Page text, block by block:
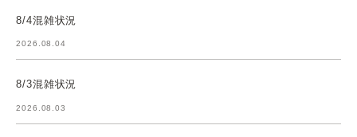
8/4混雑状況
2026.08.04
8/3混雑状況
2026.08.03